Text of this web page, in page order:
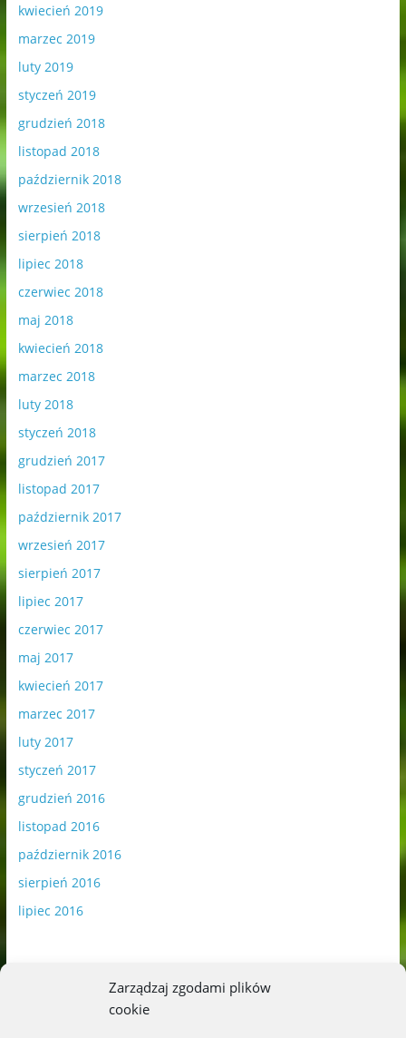
Zarządzaj zgodami plików
cookie
kwiecień 2019
marzec 2019
luty 2019
styczeń 2019
grudzień 2018
listopad 2018
październik 2018
wrzesień 2018
sierpień 2018
lipiec 2018
czerwiec 2018
maj 2018
kwiecień 2018
marzec 2018
luty 2018
styczeń 2018
grudzień 2017
listopad 2017
październik 2017
wrzesień 2017
sierpień 2017
lipiec 2017
czerwiec 2017
maj 2017
kwiecień 2017
marzec 2017
luty 2017
styczeń 2017
grudzień 2016
listopad 2016
październik 2016
sierpień 2016
lipiec 2016